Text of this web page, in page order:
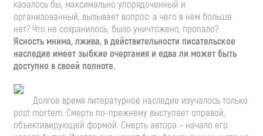
казалось бы, максимально упорядоченный и
организованный, вызывает вопрос: а чего в нем больше
нет? Что не сохранилось, было уничтожено, пропало?
Ясность мнима, лжива, в действительности писательское
наследие имеет зыбкие очертания и едва ли может быть
доступно в своей полноте.
Долгое время литературное наследие изучалось только
post mortem. Смерть по-прежнему выступает оправой,
объективирующей формой. Смерть автора – начало его